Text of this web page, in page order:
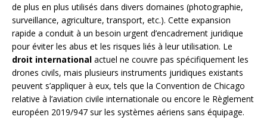
de plus en plus utilisés dans divers domaines (photographie,
surveillance, agriculture, transport, etc.). Cette expansion
rapide a conduit à un besoin urgent d’encadrement juridique
pour éviter les abus et les risques liés à leur utilisation. Le
droit international actuel ne couvre pas spécifiquement les
drones civils, mais plusieurs instruments juridiques existants
peuvent s’appliquer à eux, tels que la Convention de Chicago
relative à l’aviation civile internationale ou encore le Règlement
européen 2019/947 sur les systèmes aériens sans équipage.